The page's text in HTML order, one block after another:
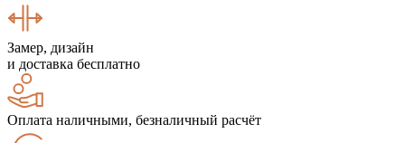
Замер, дизайн
и доставка бесплатно
Оплата наличными, безналичный расчёт